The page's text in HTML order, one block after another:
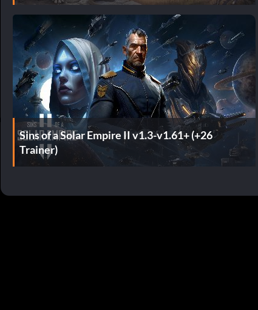
Sins of a Solar Empire II v1.3-v1.61+ (+26
Trainer)